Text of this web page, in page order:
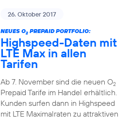
26. Oktober 2017
NEUES O2PREPAID PORTFOLIO:
Highspeed-Daten mit
LTE Max in allen
Tarifen
Ab 7. November sind die neuen O2
Prepaid Tarife im Handel erhältlich.
Kunden surfen dann in Highspeed
mit LTE Maximalraten zu attraktiven